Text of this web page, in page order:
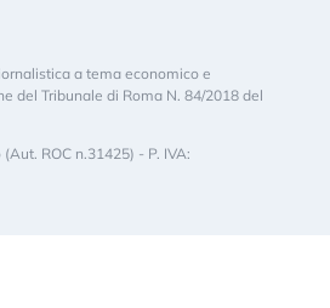
a tema economico e
del Tribunale di Roma N. 84/2018 del
ROC n.31425) - P. IVA: